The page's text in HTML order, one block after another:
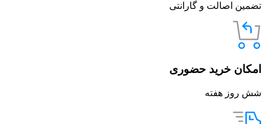
تضمین اصالت و گارانتی
امکان خرید حضوری
شش روز هفته